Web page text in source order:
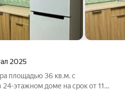
2025
площадью 36 кв.м. с
этажном доме на срок от 11